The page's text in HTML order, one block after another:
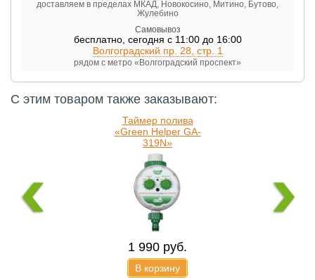
доставляем в пределах МКАД, Новокосино, Митино, Бутово,
Жулебино
Самовывоз
бесплатно, сегодня с 11:00 до 16:00
Волгоградский пр. 28, стр. 1
рядом с метро «Волгоградский проспект»
С этим товаром также заказывают:
Таймер полива
«Green Helper GA-
319N»
1 990 руб.
В корзину